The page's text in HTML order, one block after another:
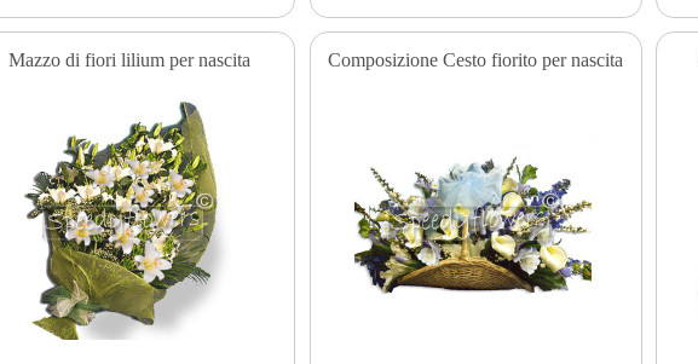
Mazzo di fiori lilium per nascita Composizione Cesto fiorito per nascita